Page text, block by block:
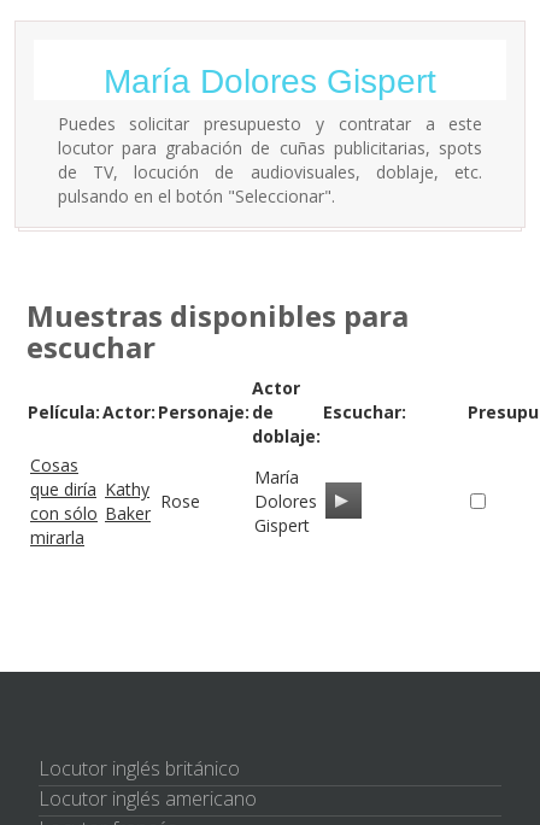
María Dolores Gispert
Puedes solicitar presupuesto y contratar a este
locutor para grabación de cuñas publicitarias, spots
de TV, locución de audiovisuales, doblaje, etc.
pulsando en el botón "Seleccionar".
Muestras disponibles para
escuchar
Película:Actor: Personaje:
Actor
de
doblaje:
Escuchar:
Cosas
que diría
con sólo
mirarla
Kathy
Baker
Rose
María
Dolores
Gispert
Locutor inglés británico
Locutor inglés americano